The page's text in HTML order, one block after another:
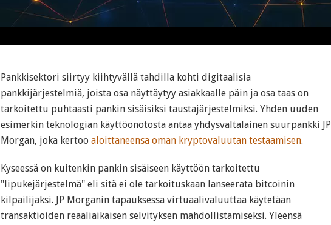
Pankkisektori siirtyy kiihtyvällä tahdilla kohti digitaalisia
pankkijärjestelmiä, joista osa näyttäytyy asiakkaalle päin ja osa taas on
tarkoitettu puhtaasti pankin sisäisiksi taustajärjestelmiksi. Yhden uuden
esimerkin teknologian käyttöönotosta antaa yhdysvaltalainen suurpankki JP
Morgan, joka kertoo aloittaneensa oman kryptovaluutan testaamisen.
Kyseessä on kuitenkin pankin sisäiseen käyttöön tarkoitettu
"lipukejärjestelmä" eli sitä ei ole tarkoituskaan lanseerata bitcoinin
kilpailijaksi. JP Morganin tapauksessa virtuaalivaluuttaa käytetään
transaktioiden reaaliaikaisen selvityksen mahdollistamiseksi. Yleensä